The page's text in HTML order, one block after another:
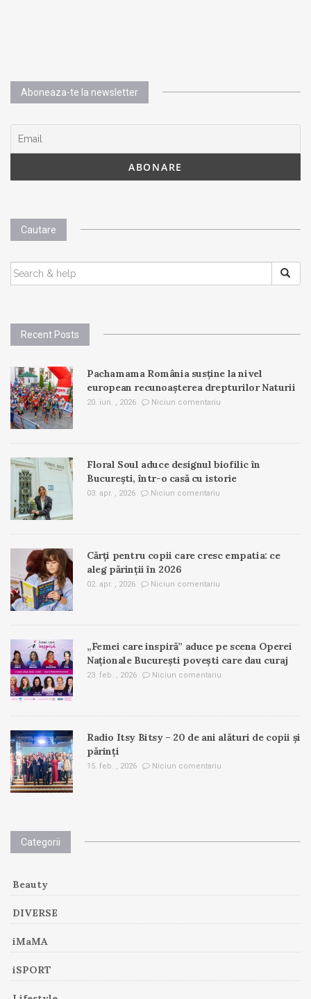
Aboneaza-te la newsletter
Cautare
SEARCH
FOR:
Recent Posts
Pachamama România susține la nivel
european recunoașterea drepturilor Naturii
20. iun. , 2026 Niciun comentariu
Floral Soul aduce designul biofilic în
București, într-o casă cu istorie
03. apr. , 2026 Niciun comentariu
Cărți pentru copii care cresc empatia: ce
aleg părinții în 2026
02. apr. , 2026 Niciun comentariu
„Femei care inspiră” aduce pe scena Operei
Naționale București povești care dau curaj
23. feb. , 2026 Niciun comentariu
Radio Itsy Bitsy – 20 de ani alături de copii și
părinți
15. feb. , 2026 Niciun comentariu
Categorii
Beauty
DIVERSE
iMaMA
iSPORT